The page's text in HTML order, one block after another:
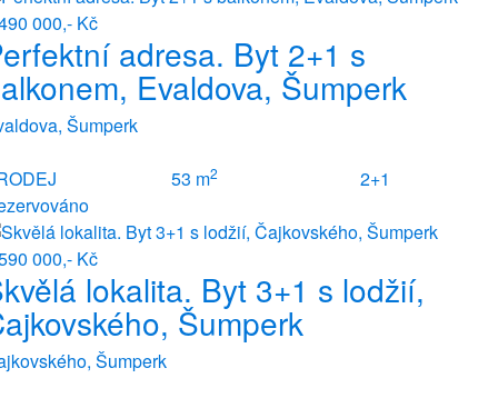
000,- Kč
adresa. Byt 2+1 s
Evaldova, Šumperk
Šumperk
53 m2
2+1
000,- Kč
lokalita. Byt 3+1 s lodžií,
Šumperk
Šumperk